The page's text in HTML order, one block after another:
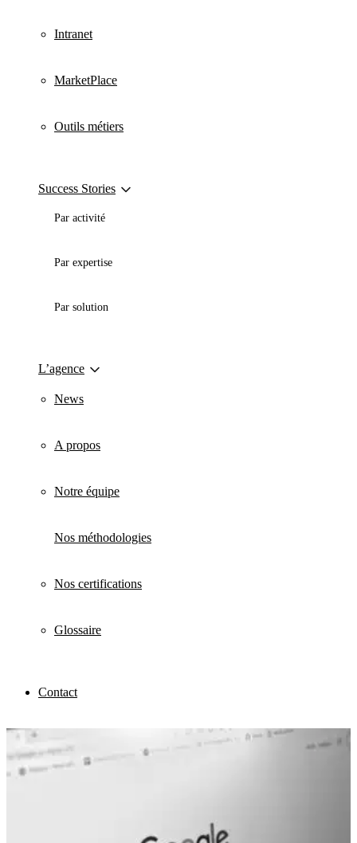
Intranet
MarketPlace
Outils métiers
Success Stories
Par activité
Par expertise
Par solution
L’agence
News
A propos
Notre équipe
Nos méthodologies
Nos certifications
Glossaire
Contact